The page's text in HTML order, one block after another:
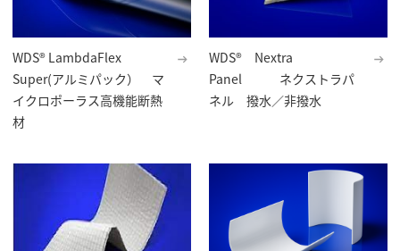
WDS® LambdaFlex
Super(アルミパック） マ
イクロポーラス高機能断熱
材
WDS® Nextra
Panel ネクストラパ
ネル 撥水／非撥水